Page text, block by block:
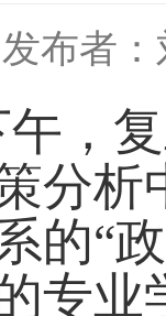
发布者：
，
分
的“
专